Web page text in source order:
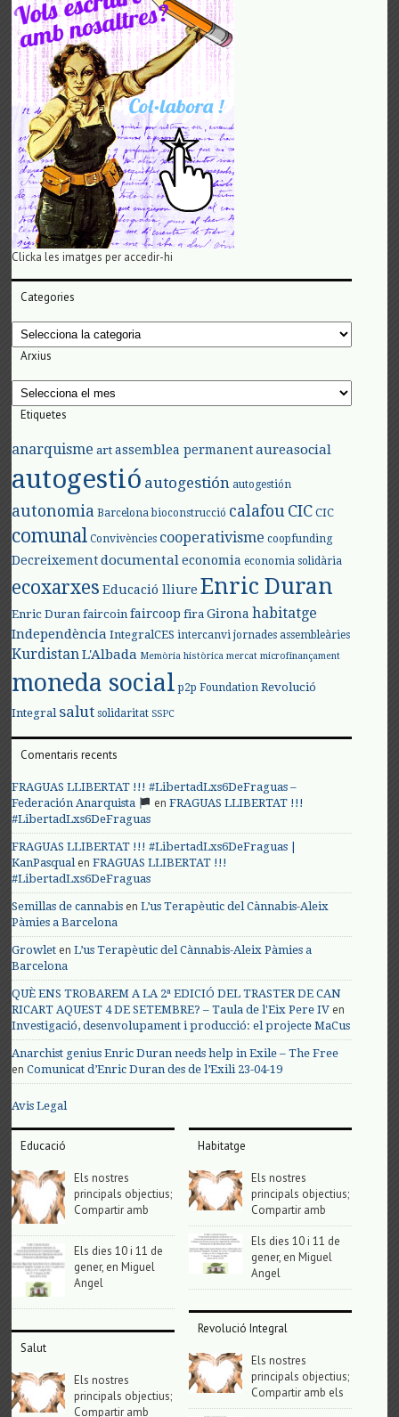
Clicka les imatges per accedir-hi
Categories
Categories
Arxius
Arxius
Etiquetes
anarquisme art assemblea permanent aureasocial
autogestió autogestión autogestión
autonomia Barcelona bioconstrucció calafouCIC CIC
comunal Convivències cooperativisme coopfunding
Decreixement documental economia economia solidària
ecoxarxes Educació lliure Enric Duran
Enric Duran faircoin faircoop fira Girona habitatge
Independència IntegralCES intercanvi jornades assembleàries
KurdistanL'Albada Memòria històrica mercat microfinançament
moneda social p2p Foundation Revolució
Integral salut solidaritat SSPC
Comentaris recents
FRAGUAS LLIBERTAT !!! #LibertadLxs6DeFraguas –
Federación Anarquista
enFRAGUAS LLIBERTAT !!!
#LibertadLxs6DeFraguas
FRAGUAS LLIBERTAT !!! #LibertadLxs6DeFraguas |
KanPasqualenFRAGUAS LLIBERTAT !!!
#LibertadLxs6DeFraguas
Semillas de cannabis enL’us Terapèutic del Cànnabis-Aleix
Pàmies a Barcelona
Growlet enL’us Terapèutic del Cànnabis-Aleix Pàmies a
Barcelona
QUÈ ENS TROBAREM A LA 2ª EDICIÓ DEL TRASTER DE CAN
RICART AQUEST 4 DE SETEMBRE? – Taula de l'Eix Pere IV en
Investigació, desenvolupament i producció: el projecte MaCus
Anarchist genius Enric Duran needs help in Exile – The Free
enComunicat d’Enric Duran des de l’Exili 23-04-19
Avis Legal
Educació
Els nostres
principals objectius;
Compartir amb
Els dies 10 i 11 de
gener, en Miguel
Angel
Salut
Els nostres
principals objectius;
Compartir amb
Habitatge
Els nostres
principals objectius;
Compartir amb
Els dies 10 i 11 de
gener, en Miguel
Angel
Revolució Integral
Els nostres
principals objectius;
Compartir amb els